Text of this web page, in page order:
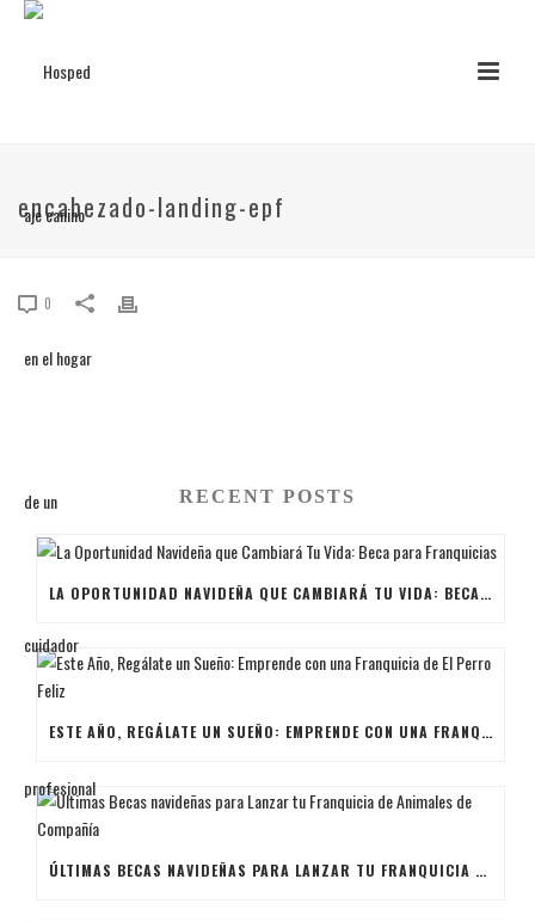
encabezado-landing-epf
0
RECENT POSTS
LA OPORTUNIDAD NAVIDEÑA QUE CAMBIARÁ TU VIDA: BECA PARA FRANQUICIAS
ESTE AÑO, REGÁLATE UN SUEÑO: EMPRENDE CON UNA FRANQUICIA DE EL PERRO FELIZ
ÚLTIMAS BECAS NAVIDEÑAS PARA LANZAR TU FRANQUICIA DE ANIMALES DE COMPAÑÍA